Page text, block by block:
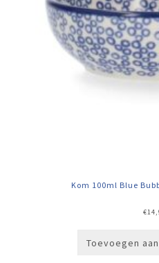
Kom 100ml Blue
€
Toevoegen